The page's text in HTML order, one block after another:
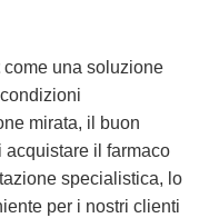
come una soluzione
mirata, il buon
il farmaco
specialistica, lo
per i nostri clienti